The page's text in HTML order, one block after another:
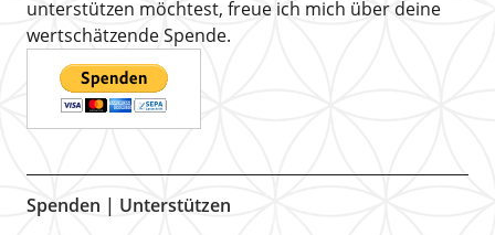
unterstützen möchtest, freue ich mich über deine
wertschätzende Spende.
Spenden | Unterstützen